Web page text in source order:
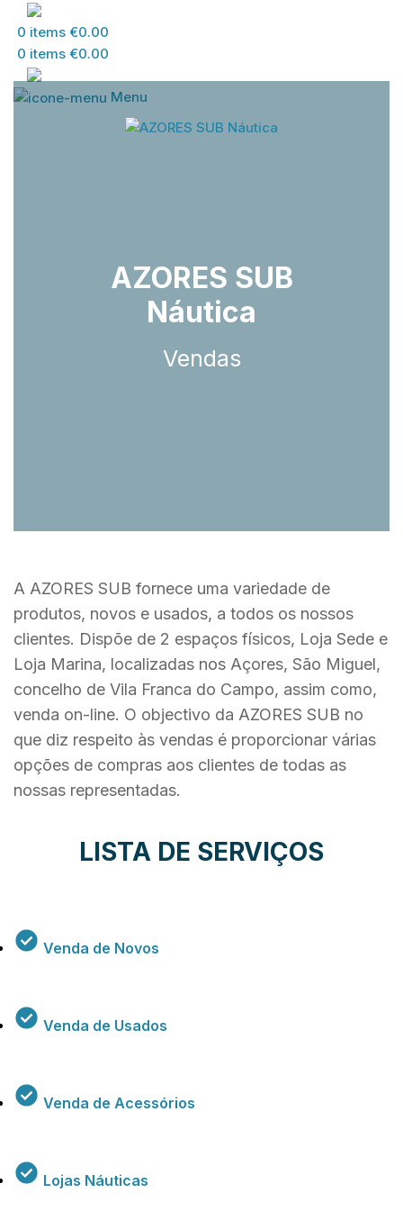
0 items €0.00
0 items €0.00
Menu
AZORES SUB
Náutica
Vendas
A AZORES SUB fornece uma variedade de
produtos, novos e usados, a todos os nossos
clientes. Dispõe de 2 espaços físicos, Loja Sede e
Loja Marina, localizadas nos Açores, São Miguel,
concelho de Vila Franca do Campo, assim como,
venda on-line. O objectivo da AZORES SUB no
que diz respeito às vendas é proporcionar várias
opções de compras aos clientes de todas as
nossas representadas.
LISTA DE SERVIÇOS
Venda de Novos
Venda de Usados
Venda de Acessórios
Lojas Náuticas